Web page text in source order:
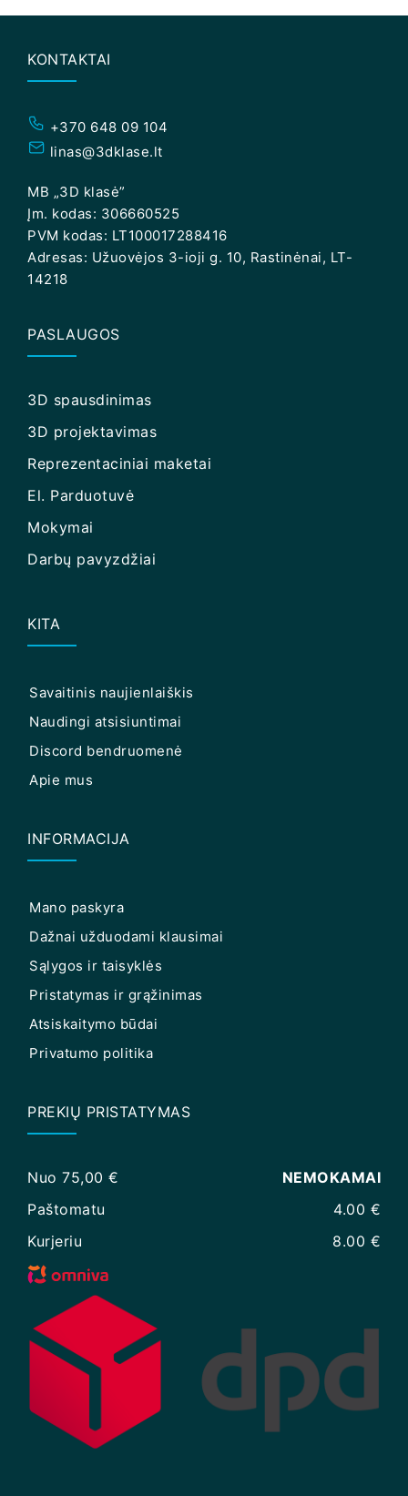
KONTAKTAI
+370 648 09 104
linas@3dklase.lt
MB „3D klasė”
Įm. kodas: 306660525
PVM kodas: LT100017288416
Adresas: Užuovėjos 3-ioji g. 10, Rastinėnai, LT-
14218
PASLAUGOS
3D spausdinimas
3D projektavimas
Reprezentaciniai maketai
El. Parduotuvė
Mokymai
Darbų pavyzdžiai
KITA
Savaitinis naujienlaiškis
Naudingi atsisiuntimai
Discord bendruomenė
Apie mus
INFORMACIJA
Mano paskyra
Dažnai užduodami klausimai
Sąlygos ir taisyklės
Pristatymas ir grąžinimas
Atsiskaitymo būdai
Privatumo politika
PREKIŲ PRISTATYMAS
Nuo 75,00 €
NEMOKAMAI
Paštomatu
4.00 €
Kurjeriu
8.00 €